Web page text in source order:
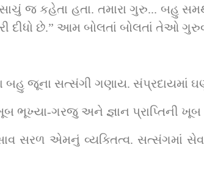
સાચું જ કહેતા હતા. તમારા ગુરુ... બહુ
કરી દીધો છે.” આમ બોલતાં બોલતાં તેઓ
જૂના સત્સંગી ગણાય. સંપ્રદાયમાં
ભૂખ્યા-ગરજુ અને જ્ઞાન પ્રાપ્તિની ખૂબ
સાવ સરળ એમનું વ્યક્તિત્વ. સત્સંગમાં